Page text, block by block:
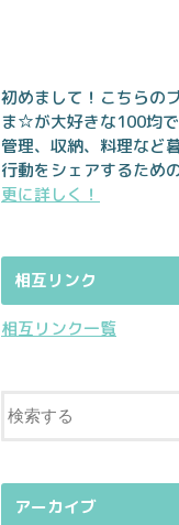
初めまして！こちらの
ま☆が大好きな100均
管理、収納、料理など
行動をシェアするため
更に詳しく！
相互リンク
相互リンク一覧
アーカイブ